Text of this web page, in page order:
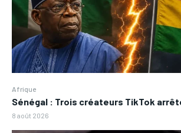
Afrique
Sénégal : Trois créateurs TikTok
8 août 2026